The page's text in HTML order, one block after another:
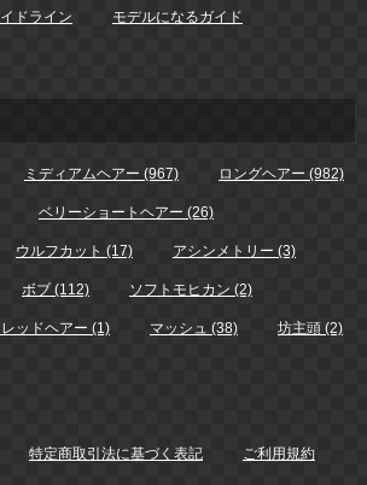
ドライン モデルになるガイド
ミディアムヘアー (967) ロングヘアー (982)
ベリーショートヘアー (26)
ウルフカット (17) アシンメトリー (3)
ボブ (112) ソフトモヒカン (2)
レッドヘアー (1) マッシュ (38) 坊主頭 (2)
特定商取引法に基づく表記 ご利用規約